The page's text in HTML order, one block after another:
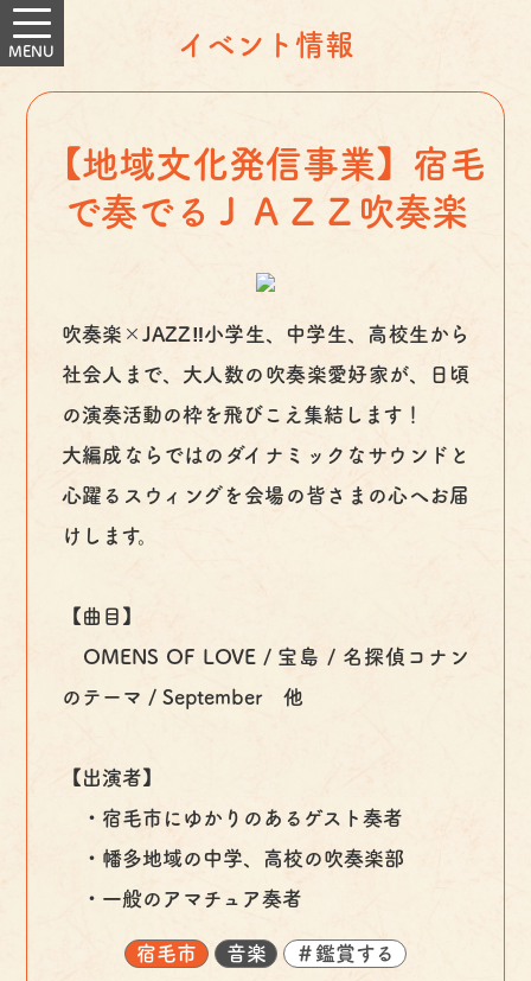
イベント情報
【地域文化発信事業】宿毛
で奏でるＪＡＺＺ吹奏楽
吹奏楽×JAZZ‼小学生、中学生、高校生から
社会人まで、大人数の吹奏楽愛好家が、日頃
の演奏活動の枠を飛びこえ集結します！
大編成ならではのダイナミックなサウンドと
心躍るスウィングを会場の皆さまの心へお届
けします。
【曲目】
OMENS OF LOVE / 宝島 / 名探偵コナン
のテーマ / September 他
【出演者】
・宿毛市にゆかりのあるゲスト奏者
・幡多地域の中学、高校の吹奏楽部
・一般のアマチュア奏者
宿毛市 音楽 ＃鑑賞する